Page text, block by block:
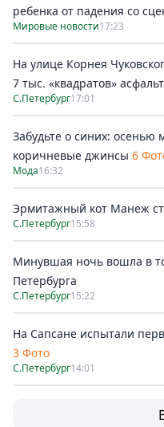
ребенка от падения со
Мировые новости17:23
На улице Корнея
7 тыс. «квадратов»
С.Петербург17:01
Забудьте о синих: осенью
коричневые джинсы 6
Мода16:32
Эрмитажный кот Манеж
С.Петербург15:58
Минувшая ночь вошла в
Петербурга
С.Петербург15:22
На Сапсане испытали
3 Фото
С.Петербург14:01